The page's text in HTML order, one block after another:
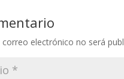
electrónico no será